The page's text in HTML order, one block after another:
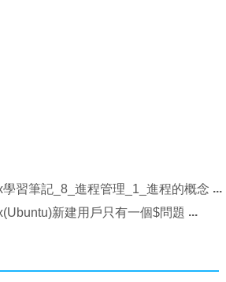
學習筆記_8_進程管理_1_進程的概念
新建用戶只有一個$問題